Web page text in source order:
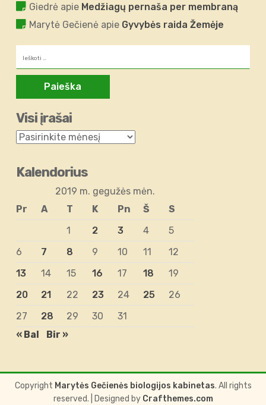
Giedrė apie Medžiagų pernaša per membraną
Marytė Gečienė apie Gyvybės raida Žemėje
Visi įrašai
Kalendorius
2019 m. gegužės mėn.
Pr
A T K Pn Š
S
1
2 3 4
5
6
7 8 9 10 11
12
13
14 15 16 17 18
19
20
21 22 23 24 25
26
27
28 29 30
31
« Bal
Bir »
Copyright Marytės Gečienės biologijos kabinetas. All rights
reserved.
| Designed by Crafthemes.com